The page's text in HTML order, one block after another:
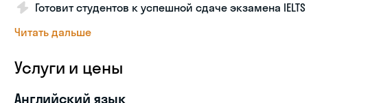
Готовит студентов к успешной сдаче экзамена IELTS
Читать дальше
Услуги и цены
Английский язык